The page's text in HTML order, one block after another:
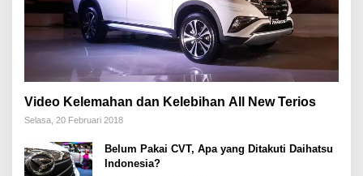
Video Kelemahan dan Kelebihan All New Terios
Selasa, 20 Februari 2018
Belum Pakai CVT, Apa yang Ditakuti Daihatsu
Indonesia?